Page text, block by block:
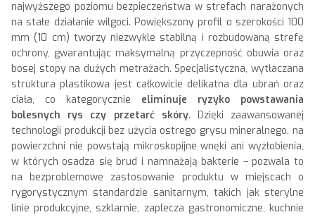
najwyższego poziomu bezpieczeństwa w strefach narażonych
na stałe działanie wilgoci. Powiększony profil o szerokości 100
mm (10 cm) tworzy niezwykle stabilną i rozbudowaną strefę
ochrony, gwarantując maksymalną przyczepność obuwia oraz
bosej stopy na dużych metrażach. Specjalistyczna, wytłaczana
struktura plastikowa jest całkowicie delikatna dla ubrań oraz
ciała, co kategorycznie eliminuje ryzyko powstawania
bolesnych rys czy przetarć skóry. Dzięki zaawansowanej
technologii produkcji bez użycia ostrego grysu mineralnego, na
powierzchni nie powstają mikroskopijne wnęki ani wyżłobienia,
w których osadza się brud i namnażają bakterie – pozwala to
na bezproblemowe zastosowanie produktu w miejscach o
rygorystycznym standardzie sanitarnym, takich jak sterylne
linie produkcyjne, szklarnie, zaplecza gastronomiczne, kuchnie